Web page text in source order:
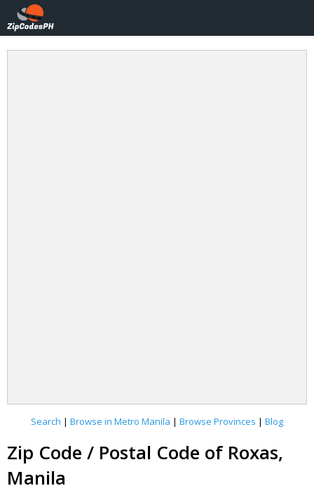
Search | Browse in Metro Manila | Browse Provinces | Blog
Zip Code / Postal Code of Roxas,
Manila